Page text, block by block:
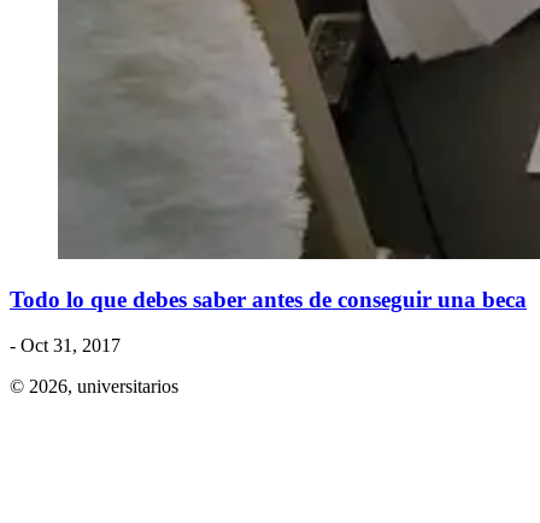
​Todo lo que debes saber antes de conseguir una beca
- Oct 31, 2017
© 2026, universitarios